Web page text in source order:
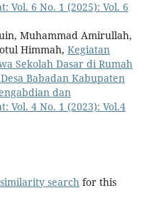
Vol. 6 No. 1 (2025): Vol. 6
Muhammad Amirullah,
Himmah, Kegiatan
Sekolah Dasar di Rumah
Babadan Kabupaten
dan
Vol. 4 No. 1 (2023): Vol.4
searchfor this